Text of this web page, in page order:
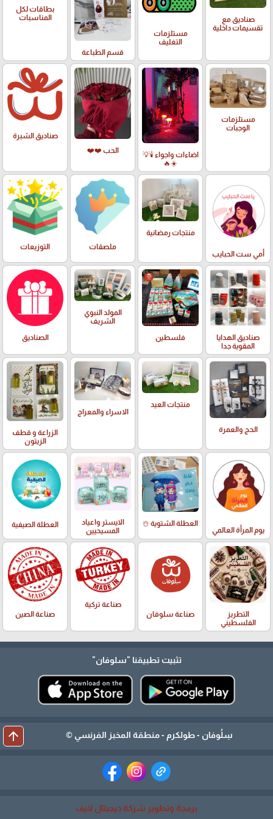
صناديق مع
تقسيمات داخلية
مستلزمات
التغليف
قسم الطباعة
بطاقات لكل
المناسبات
مستلزمات
الوجبات
اضاءات واجواء 🕯️💡
☀️🔥
الحب ❤️❤️
صناديق الشبرة
أمي ست الحبايب
منتجات رمضانية
ملصقات
التوزيعات
صناديق الهدايا
المقوية جدا
فلسطين
المولد النبوي
الشريف
الصناديق
الحج والعمرة
منتجات العيد
الاسراء والمعراج
الزراعة و قطف
الزيتون
يوم المرأة العالمي
العطلة الشتوية ☃️
الايستر واعياد
المسيحيين
العطلة الصيفية
التطريز
الفلسطيني
صناعة سلوفان
صناعة تركية
صناعة الصين
تثبيت تطبيقنا "سلوفان"
سِلُوفان - طولكرم - منطقة المخبز الفرنسي © arrow_upward
برمجة وتطوير شركة ديجيتال لايف